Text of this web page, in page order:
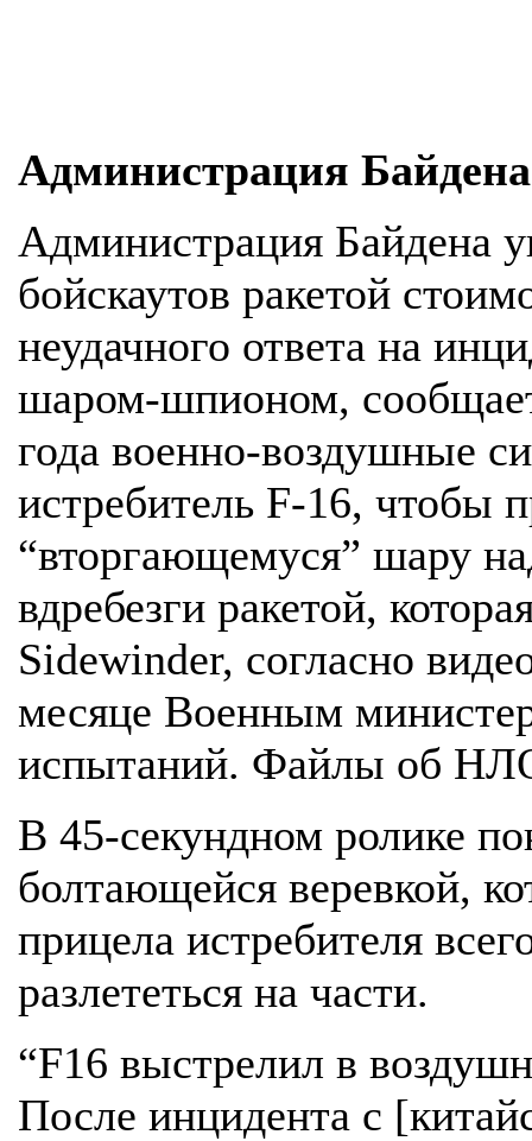
Администрация
Администрация Байдена
бойскаутов ракетой
неудачного ответа на
шаром-шпионом,
года военно-воздушные
истребитель F-16, чтобы
“вторгающемуся” шару
вдребезги ракетой,
Sidewinder, согласно
месяце Военным
испытаний. Файлы об
В 45-секундном ролике
болтающейся веревкой,
прицела истребителя
разлететься на части.
“F16 выстрелил в
После инцидента с